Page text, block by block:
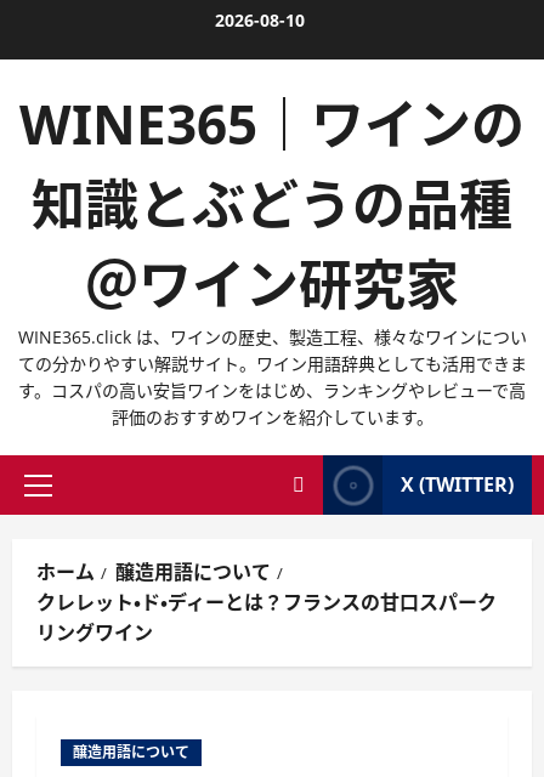
2026-08-10
WINE365｜ワインの
知識とぶどうの品種
＠ワイン研究家
WINE365.click は、ワインの歴史、製造工程、様々なワインについ
ての分かりやすい解説サイト。ワイン用語辞典としても活用できま
す。コスパの高い安旨ワインをはじめ、ランキングやレビューで高
評価のおすすめワインを紹介しています。
メ
メ
ニ
ュ
ー
X (TWITTER)
ホーム
醸造用語について
クレレット・ド・ディーとは？フランスの甘口スパーク
リングワイン
醸造用語について